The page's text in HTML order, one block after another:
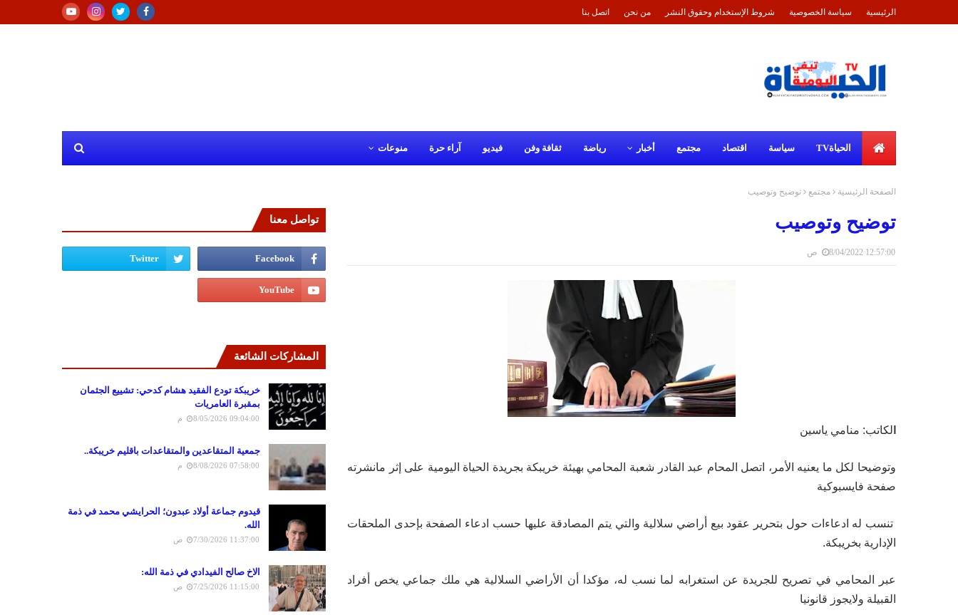
الرئيسية سياسة الخصوصية شروط الإستخدام وحقوق النشر من نحن اتصل بنا
الحياةTV سياسة اقتصاد مجتمع أخبار رياضة ثقافة وفن فيديو آراء حرة منوعات
الصفحة الرئيسية مجتمع توضيح وتوصيب
توضيح وتوصيب
8/04/2022 12:57:00 ص
لكاتب: منامي ياسين
وتوضيحا لكل ما يعنيه الأمر، اتصل المحام عبد القادر شعبة المحامي بهيئة خريبكة بجريدة الحياة اليومية على إثر مانشرته
صفحة فايسبوكية
تنسب له ادعاءات حول بتحرير عقود بيع أراضي سلالية والتي يتم المصادقة عليها حسب ادعاء الصفحة بإحدى الملحقات
الإدارية بخريبكة.
عبر المحامي في تصريح للجريدة عن استغرابه لما نسب له، مؤكدا
أن الأراضي السلالية هي ملك جماعي يخص أفراد
القبيلة ولايجوز قانونيا
تواصل معنا
المشاركات الشائعة
خريبكة تودع الفقيد هشام كدحي: تشييع الجثمان
بمقبرة العامريات
8/05/2026 09:04:00 م
جمعية المتقاعدين والمتقاعدات باقليم خريبكة..
8/08/2026 07:58:00 م
قيدوم جماعة أولاد عبدون؛ الحرايشي محمد في ذمة
الله.
7/30/2026 11:37:00 ص
الاخ صالح الفيدادي في ذمة الله:
7/25/2026 11:15:00 ص